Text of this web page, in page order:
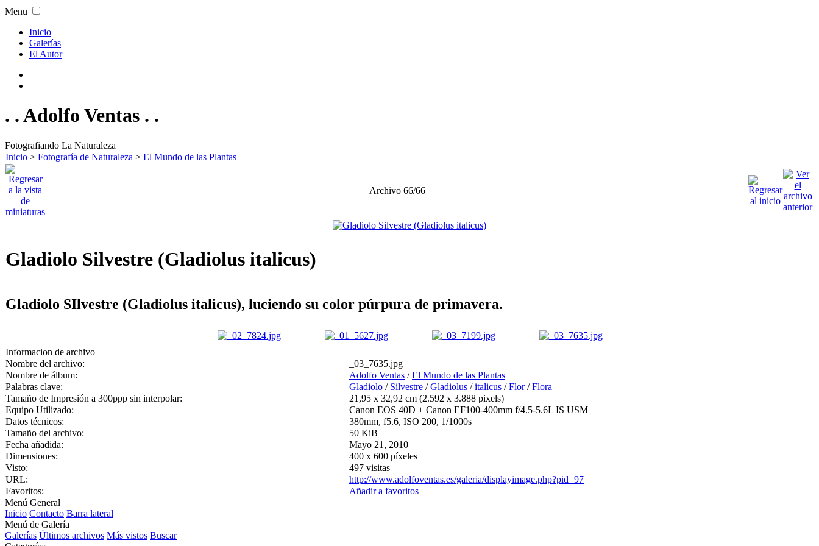
Menu
Inicio
Galerías
El Autor
. . Adolfo Ventas . .
Fotografiando La Naturaleza
Inicio > Fotografía de Naturaleza > El Mundo de las Plantas
Archivo 66/66
Gladiolo Silvestre (Gladiolus italicus)
Gladiolo SIlvestre (Gladiolus italicus), luciendo su color púrpura de primavera.
Informacion de archivo
Nombre del archivo:
_03_7635.jpg
Nombre de álbum:
Adolfo Ventas /El Mundo de las Plantas
Palabras clave:
Gladiolo / Silvestre /Gladiolus /italicus /Flor/Flora
Tamaño de Impresión a 300ppp sin interpolar:
21,95 x 32,92 cm (2.592 x 3.888 pixels)
Equipo Utilizado:
Canon EOS 40D + Canon EF100-400mm f/4.5-5.6L IS USM
Datos técnicos:
380mm, f5.6, ISO 200, 1/1000s
Tamaño del archivo:
50 KiB
Fecha añadida:
Mayo 21, 2010
Dimensiones:
400 x 600 píxeles
Visto:
497 visitas
URL:
http://www.adolfoventas.es/galeria/displayimage.php?pid=97
Favoritos:
Añadir a favoritos
Menú General
Inicio Contacto Barra lateral
Menú de Galería
Galerías Últimos archivos Más vistos Buscar